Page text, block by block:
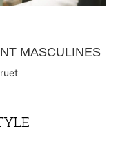
MASCULINES